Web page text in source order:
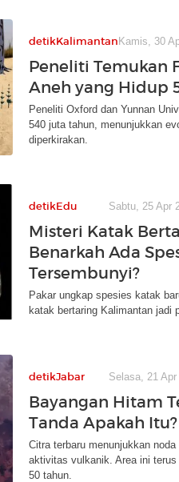
detikKalimantan Kamis, 30
Peneliti Temukan
Aneh yang Hidup
Peneliti Oxford dan Yunnan
540 juta tahun, menunjukkan
diperkirakan.
detikEdu Sabtu, 25 Apr
Misteri Katak
Benarkah Ada
Tersembunyi?
Pakar ungkap spesies katak
katak bertaring Kalimantan jadi
detikJabar Selasa, 21
Bayangan Hitam
Tanda Apakah Itu?
Citra terbaru menunjukkan
aktivitas vulkanik. Area ini
50 tahun.